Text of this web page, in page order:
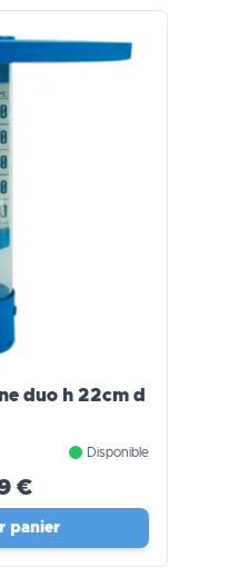
duo h 22cm d
Disponible
€
panier